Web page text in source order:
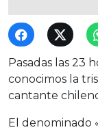
Pasadas las 23
conocimos la
cantante
El denominado